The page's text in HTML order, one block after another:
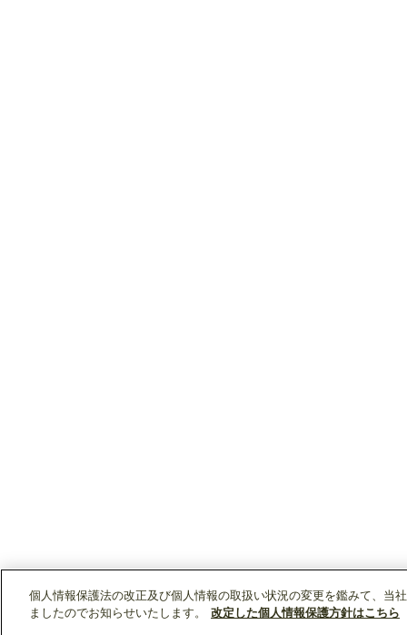
個人情報保護法の改正及び個人情報の取扱い状況の変更を鑑みて、当
ましたのでお知らせいたします。
改定した個人情報保護方針はこちら